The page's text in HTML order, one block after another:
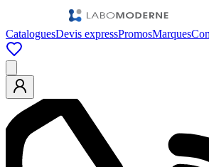
CataloguesDevis expressPromosMarques